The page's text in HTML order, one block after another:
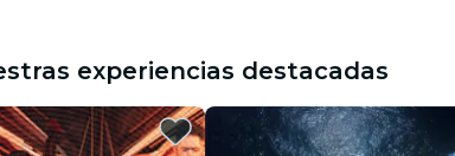
experiencias destacadas